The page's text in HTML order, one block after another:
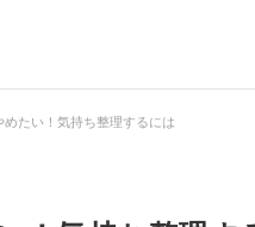
めたい！気持ち整理するには